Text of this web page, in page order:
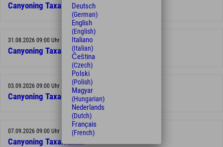
Canyoning Taxaklamm
31.08.2026 09:00 Uhr
Canyoning Taxaklamm
03.09.2026 09:00 Uhr
Canyoning Taxaklamm
07.09.2026 09:00 Uhr
Canyoning Taxaklamm
Deutsch
(German)
English
(English)
Italiano
(Italian)
Čeština
(Czech)
Polski
(Polish)
Magyar
(Hungarian)
Nederlands
(Dutch)
Français
(French)